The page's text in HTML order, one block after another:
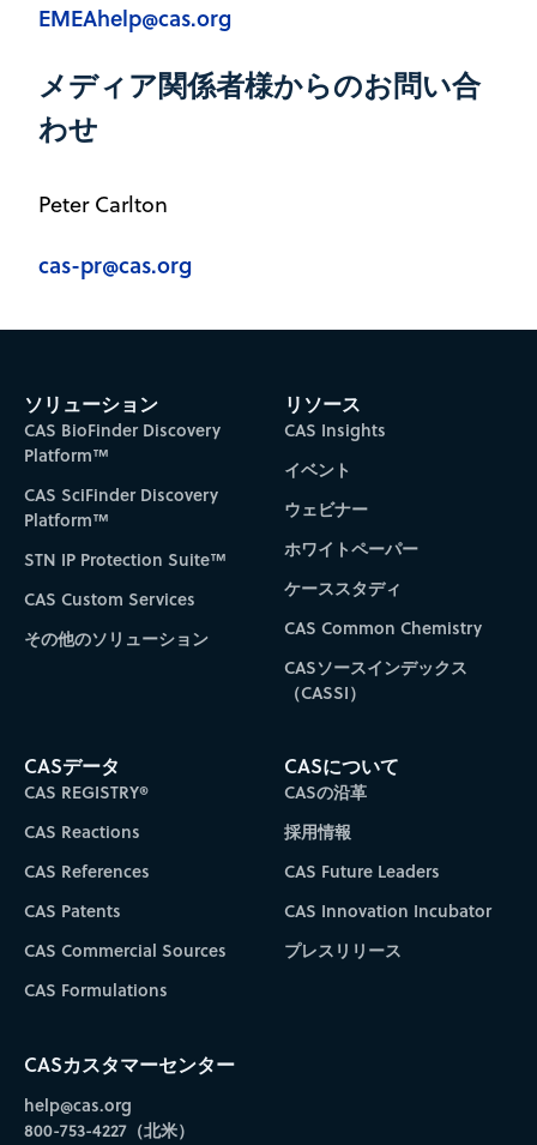
Suntec Tower Four
Singapore 038986
EMEAhelp@cas.org
メディア関係者様からのお問い合
わせ
Peter Carlton
cas-pr@cas.org
ソリューション
CAS BioFinder Discovery
Platform™
CAS SciFinder Discovery
Platform™
STN IP Protection Suite™
CAS Custom Services
その他のソリューション
リソース
CAS Insights
イベント
ウェビナー
ホワイトペーパー
ケーススタディ
CAS Common Chemistry
CASソースインデックス
（CASSI）
CASデータ
CAS REGISTRY®
CAS Reactions
CAS References
CAS Patents
CAS Commercial Sources
CAS Formulations
CASについて
CASの沿革
採用情報
CAS Future Leaders
CAS Innovation Incubator
プレスリリース
CASカスタマーセンター
help@cas.org
800-753-4227（北米）